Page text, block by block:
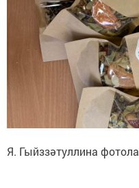
Я. Гыйззәтуллина